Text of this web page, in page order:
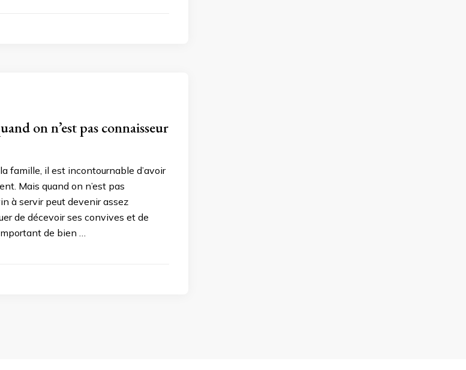
on n’est pas connaisseur
famille, il est incontournable d’avoir
Mais quand on n’est pas
à servir peut devenir assez
de décevoir ses convives et de
de bien …